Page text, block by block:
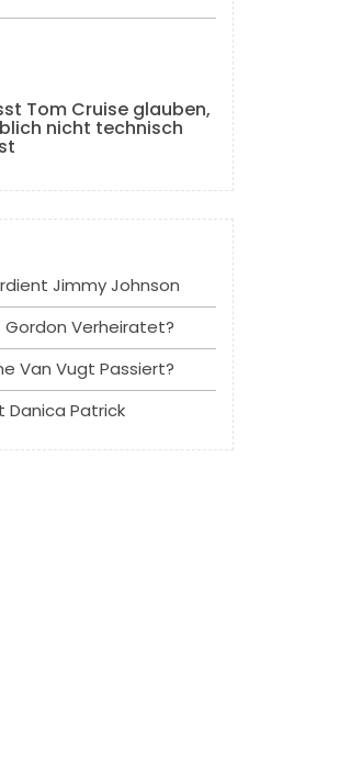
Tom Cruise glauben,
nicht technisch
Jimmy Johnson
Verheiratet?
Van Vugt Passiert?
Danica Patrick